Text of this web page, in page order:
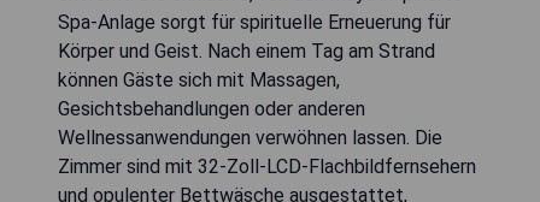
Spa-Anlage sorgt für spirituelle Erneuerung für
Körper und Geist. Nach einem Tag am Strand
können Gäste sich mit Massagen,
Gesichtsbehandlungen oder anderen
Wellnessanwendungen verwöhnen lassen. Die
Zimmer sind mit 32-Zoll-LCD-Flachbildfernsehern
und opulenter Bettwäsche ausgestattet,